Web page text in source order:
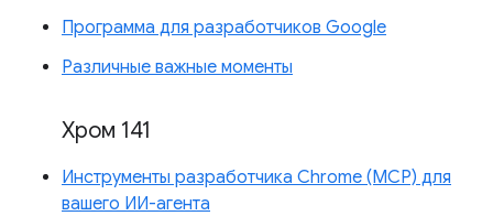
Программа для разработчиков Google
Различные важные моменты
Хром 141
Инструменты разработчика Chrome (MCP) для
вашего ИИ-агента